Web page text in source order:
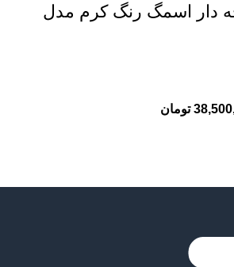
دار اسمگ رنگ کرم مدل
تومان